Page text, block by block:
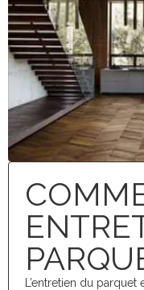
L’entretien du